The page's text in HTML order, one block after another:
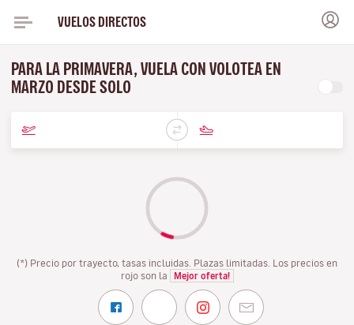
VUELOS DIRECTOS
PARA LA PRIMAVERA, VUELA CON VOLOTEA EN
MARZO DESDE SOLO
(*) Precio por trayecto, tasas incluidas. Plazas limitadas. Los precios en
rojo son la
Mejor oferta!